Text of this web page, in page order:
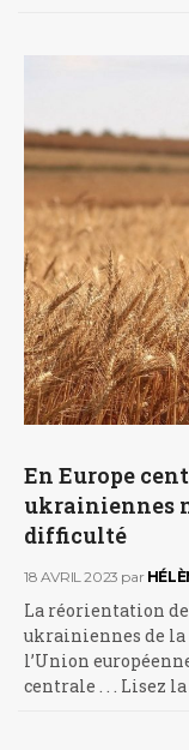
En Europe
ukrainiennes
difficulté
18 AVRIL 2023 par
La réorientation
ukrainiennes de la
l’Union
centrale . . . Lisez